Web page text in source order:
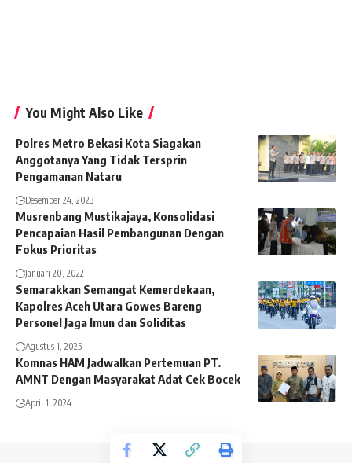
You Might Also Like
Polres Metro Bekasi Kota Siagakan
Anggotanya Yang Tidak Tersprin
Pengamanan Nataru
Desember 24, 2023
Musrenbang Mustikajaya, Konsolidasi
Pencapaian Hasil Pembangunan Dengan
Fokus Prioritas
Januari 20, 2022
Semarakkan Semangat Kemerdekaan,
Kapolres Aceh Utara Gowes Bareng
Personel Jaga Imun dan Soliditas
Agustus 1, 2025
Komnas HAM Jadwalkan Pertemuan PT.
AMNT Dengan Masyarakat Adat Cek Bocek
April 1, 2024